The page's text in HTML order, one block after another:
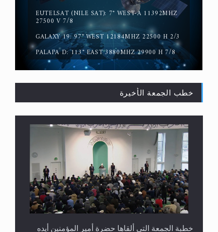
العكس
لا ناسخ ولا منسوخ في القرآن الكريم
GALAXY 19: 97° WEST 12184MHZ 22500 H 2/3
PALAPA D: 113° EAST 3880MHZ 29900 H 7/8
خطب الجمعة الأخيرة
خطبة الجمعة التي ألقاها حضرة أمير المؤمنين أيده